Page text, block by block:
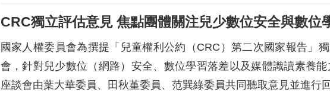
CRC獨立評估意見 焦點團體關注兒少數位安全與數位
國家人權委員會為撰提「兒童權利公約（CRC）第二次國家報告」
會，針對兒少數位（網路）安全、數位學習落差以及媒體識讀素養
座談會由葉大華委員、田秋堇委員、范巽綠委員共同聽取意見並進行回